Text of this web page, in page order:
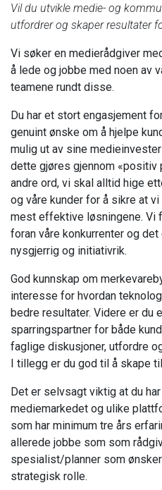
Vil du utvikle medie- og
utfordrer og skaper resultater
Vi søker en medierådgiver
å lede og jobbe med noen av
teamene rundt disse.
Du har et stort engasjement
genuint ønske om å hjelpe
mulig ut av sine
dette gjøres gjennom «positiv
andre ord, vi skal alltid hige
og våre kunder for å sikre at
mest effektive løsningene. Vi
foran våre konkurrenter og
nysgjerrig og initiativrik.
God kunnskap om
interesse for hvordan
bedre resultater. Videre er du
sparringspartner for både
faglige diskusjoner, utfordre
I tillegg er du god til å skape
Det er selvsagt viktig at du
mediemarkedet og ulike
som har minimum tre års
allerede jobbe som som
spesialist/planner som
strategisk rolle.